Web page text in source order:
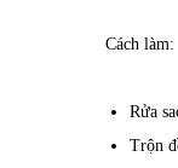
Cách làm:
Rửa
Trộn